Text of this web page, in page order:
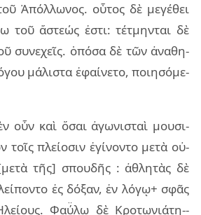
Ἀπόλ­λω­νος. οὗ­τος δὲ με­γέ­θει
τοῦ ἄστε­ώς ἐστι: τέ­τμην­ται δὲ
συ­νε­χεῖς. ὁπό­σα δὲ τῶν ἀνα­θη­
μά­λι­στα ἐφαί­νε­το, ποι­η­σό­με­
οὖν καὶ ὅσαι ἀγω­νι­σταὶ μου­σι­
πλεί­ο­σιν ἐγί­νον­το μετὰ οὐ­
τῆς] σπου­δῆς : ἀθλη­τὰς δὲ
ἐς δό­ξαν, ἐν λόγῳ+ σφᾶς
Φαύ̈λῳ δὲ Κρο­τω­νιά­τῃ--